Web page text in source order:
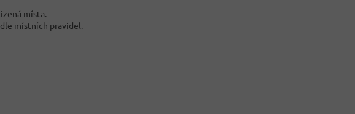
místa.
místních pravidel.